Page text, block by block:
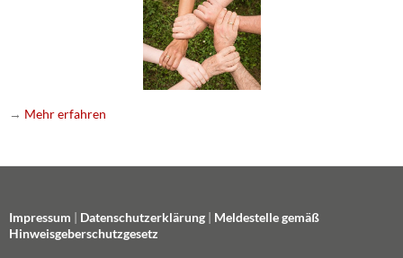
→ Mehr erfahren
Impressum | Datenschutzerklärung | Meldestelle gemäß
Hinweisgeberschutzgesetz